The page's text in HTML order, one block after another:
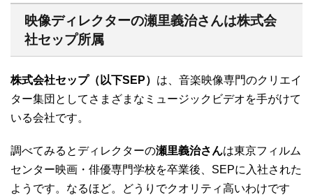
映像ディレクターの瀬里義治さんは株式会
社セップ所属
株式会社セップ（以下SEP） は、音楽映像専門のクリエイ
ター集団としてさまざまなミュージックビデオを手がけて
いる会社です。
調べてみるとディレクターの瀬里義治さんは東京フィルム
センター映画・俳優専門学校を卒業後、SEPに入社された
ようです。なるほど。どうりでクオリティ高いわけです